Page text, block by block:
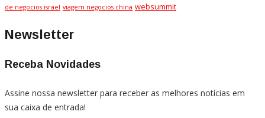
de negocios israel viagem negocios china websummit
Newsletter
Receba Novidades
Assine nossa newsletter para receber as melhores notícias em
sua caixa de entrada!